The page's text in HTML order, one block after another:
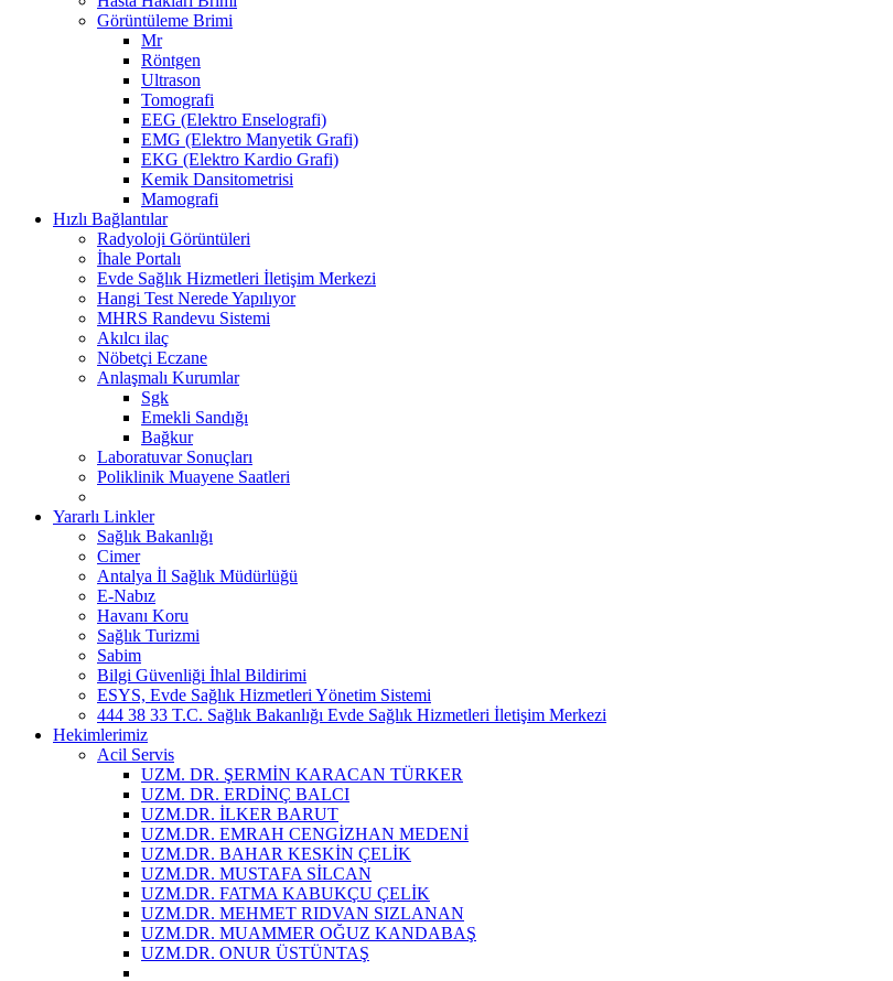
Görüntüleme Brimi
Mr
Röntgen
Ultrason
Tomografi
EEG (Elektro Enselografi)
EMG (Elektro Manyetik Grafi)
EKG (Elektro Kardio Grafi)
Kemik Dansitometrisi
Mamografi
Hızlı Bağlantılar
Radyoloji Görüntüleri
İhale Portalı
Evde Sağlık Hizmetleri İletişim Merkezi
Hangi Test Nerede Yapılıyor
MHRS Randevu Sistemi
Akılcı ilaç
Nöbetçi Eczane
Anlaşmalı Kurumlar
Sgk
Emekli Sandığı
Bağkur
Laboratuvar Sonuçları
Poliklinik Muayene Saatleri
Yararlı Linkler
Sağlık Bakanlığı
Cimer
Antalya İl Sağlık Müdürlüğü
E-Nabız
Havanı Koru
Sağlık Turizmi
Sabim
Bilgi Güvenliği İhlal Bildirimi
ESYS, Evde Sağlık Hizmetleri Yönetim Sistemi
444 38 33 T.C. Sağlık Bakanlığı Evde Sağlık Hizmetleri İletişim Merkezi
Hekimlerimiz
Acil Servis
UZM. DR. ŞERMİN KARACAN TÜRKER
UZM. DR. ERDİNÇ BALCI
UZM.DR. İLKER BARUT
UZM.DR. EMRAH CENGİZHAN MEDENİ
UZM.DR. BAHAR KESKİN ÇELİK
UZM.DR. MUSTAFA SİLCAN
UZM.DR. FATMA KABUKÇU ÇELİK
UZM.DR. MEHMET RIDVAN SIZLANAN
UZM.DR. MUAMMER OĞUZ KANDABAŞ
UZM.DR. ONUR ÜSTÜNTAŞ